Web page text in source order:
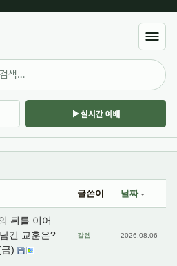
실시간 예배
글쓴이 날짜
뒤를 이어
긴 교훈은?
)
갈렙 2026.08.06
케치북5
케치북5